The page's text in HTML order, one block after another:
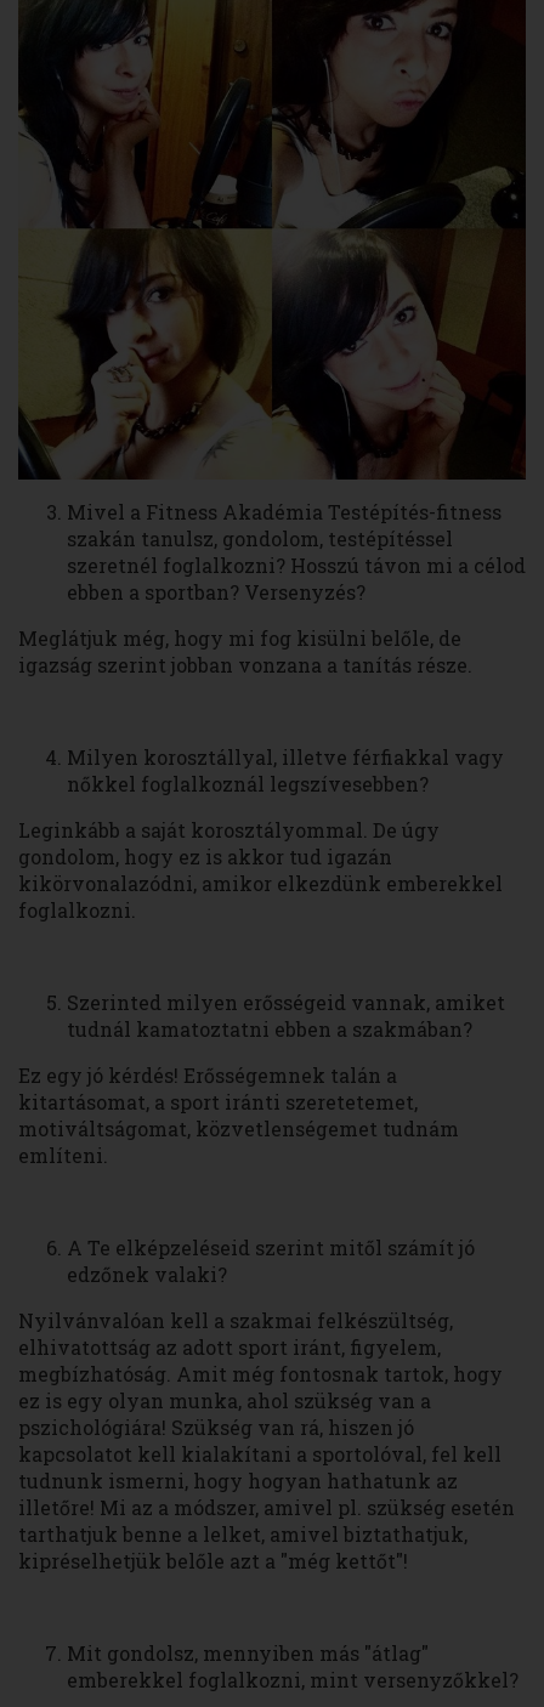
Mivel a Fitness Akadémia Testépítés-fitness
szakán tanulsz, gondolom, testépítéssel
szeretnél foglalkozni? Hosszú távon mi a célod
ebben a sportban? Versenyzés?
Meglátjuk még, hogy mi fog kisülni belőle, de
igazság szerint jobban vonzana a tanítás része.
Milyen korosztállyal, illetve férfiakkal vagy
nőkkel foglalkoznál legszívesebben?
Leginkább a saját korosztályommal. De úgy
gondolom, hogy ez is akkor tud igazán
kikörvonalazódni, amikor elkezdünk emberekkel
foglalkozni.
Szerinted milyen erősségeid vannak, amiket
tudnál kamatoztatni ebben a szakmában?
Ez egy jó kérdés! Erősségemnek talán a
kitartásomat, a sport iránti szeretetemet,
motiváltságomat, közvetlenségemet tudnám
említeni.
A Te elképzeléseid szerint mitől számít jó
edzőnek valaki?
Nyilvánvalóan kell a szakmai felkészültség,
elhivatottság az adott sport iránt, figyelem,
megbízhatóság. Amit még fontosnak tartok, hogy
ez is egy olyan munka, ahol szükség van a
pszichológiára! Szükség van rá, hiszen jó
kapcsolatot kell kialakítani a sportolóval, fel kell
tudnunk ismerni, hogy hogyan hathatunk az
illetőre! Mi az a módszer, amivel pl. szükség esetén
tarthatjuk benne a lelket, amivel biztathatjuk,
kipréselhetjük belőle azt a "még kettőt"!
Mit gondolsz, mennyiben más "átlag"
emberekkel foglalkozni, mint versenyzőkkel?